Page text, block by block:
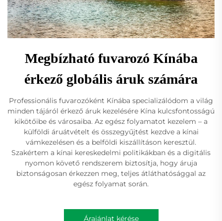
Megbízható fuvarozó Kínába
érkező globális áruk számára
Professionális fuvarozóként Kínába specializálódom a világ
minden tájáról érkező áruk kezelésére Kína kulcsfontosságú
kikötőibe és városaiba. Az egész folyamatot kezelem – a
külföldi áruátvételt és összegyűjtést kezdve a kínai
vámkezelésen és a belföldi kiszállításon keresztül.
Szakértem a kínai kereskedelmi politikákban és a digitális
nyomon követő rendszerem biztosítja, hogy áruja
biztonságosan érkezzen meg, teljes átláthatósággal az
egész folyamat során.
Árajánlat kérése